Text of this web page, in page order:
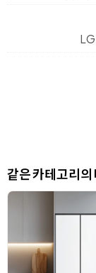
같은 카테고리의